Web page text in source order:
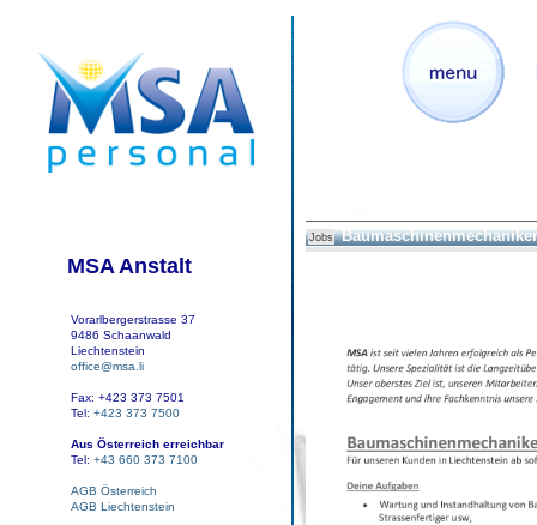
MSA Anstalt
Vorarlbergerstrasse 37
9486 Schaanwald
Liechtenstein
office@msa.li
Fax: +423 373 7501
Tel: +423 373 7500
Aus Österreich erreichbar
Tel: +43 660 373 7100
AGB Österreich
AGB Liechtenstein
Jobs